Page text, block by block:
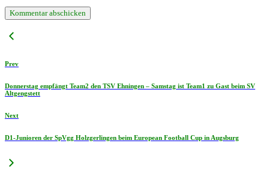
Prev
Donnerstag empfängt Team2 den TSV Ehningen – Samstag ist Team1 zu Gast beim SV
Altgengstett
Next
D1-Junioren der SpVgg Holzgerlingen beim European Football Cup in Augsburg